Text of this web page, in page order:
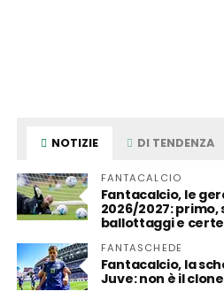
NOTIZIE DI TENDENZA
FANTACALCIO
Fantacalcio, le
2026/2027:
ballottaggi e
FANTASCHEDE
Fantacalcio, la
Juve: non è il